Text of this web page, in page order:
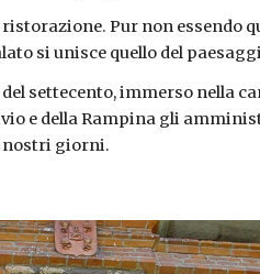
Pur non essendo
si unisce quello del
settecento, immerso nella
e della Rampina gli
nostri giorni.